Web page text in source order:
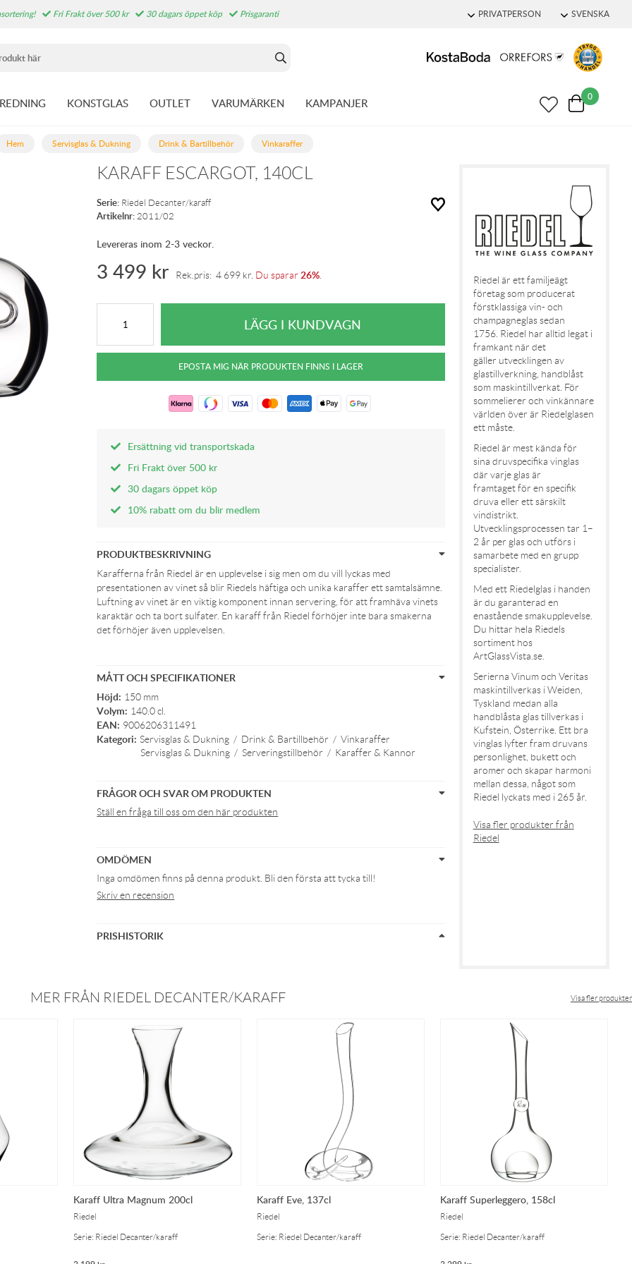
Fri Frakt över 500 kr 30 dagars öppet köp Prisgaranti PRIVATPERSON SVENSKA
KONSTGLAS OUTLET VARUMÄRKEN KAMPANJER 0
Hem Servisglas & Dukning Drink & Bartillbehör Vinkaraffer
KARAFF ESCARGOT, 140CL
Serie: Riedel Decanter/karaff
Artikelnr: 2011/02
Levereras inom 2-3 veckor.
3 499 kr Rek.pris:4 699 kr Du sparar26%
Ersättning vid transportskada
Fri Frakt över 500 kr
30 dagars öppet köp
10% rabatt om du blir medlem
PRODUKTBESKRIVNING
Karafferna från Riedel är en upplevelse i sig men om du vill lyckas med
presentationen av vinet så blir Riedels häftiga och unika karaffer ett samtalsämne.
Luftning av vinet är en viktig komponent innan servering, för att framhäva vinets
karaktär och ta bort sulfater. En karaff från Riedel förhöjer inte bara smakerna
det förhöjer även upplevelsen.
MÅTT OCH SPECIFIKATIONER
Höjd: 150 mm
Volym: 140.0 cl.
EAN: 9006206311491
Kategori: Servisglas & Dukning / Drink & Bartillbehör /Vinkaraffer
Servisglas & Dukning /Serveringstillbehör / Karaffer & Kannor
FRÅGOR OCH SVAR OM PRODUKTEN
Ställ en fråga till oss om den här produkten
OMDÖMEN
Inga omdömen finns på denna produkt. Bli den första att tycka till!
Skriv en recension
PRISHISTORIK
Riedel är ett familjeägt
företag som producerat
förstklassiga vin- och
champagneglas sedan
1756. Riedel har alltid legat i
framkant när det
gäller utvecklingen av
glastillverkning, handblåst
som maskintillverkat. För
sommelierer och vinkännare
världen över är Riedelglasen
ett måste.
Riedel är mest kända för
sina druvspecifika vinglas
där varje glas är
framtaget för en specifik
druva eller ett särskilt
vindistrikt.
Utvecklingsprocessen tar 1–
2 år per glas och utförs i
samarbete med en grupp
specialister.
Med ett Riedelglas i handen
är du garanterad en
enastående smakupplevelse.
Du hittar hela Riedels
sortiment hos
ArtGlassVista.se.
Serierna Vinum och Veritas
maskintillverkas i Weiden,
Tyskland medan alla
handblåsta glas tillverkas i
Kufstein, Österrike. Ett bra
vinglas lyfter fram druvans
personlighet, bukett och
aromer och skapar harmoni
mellan dessa, något som
Riedel lyckats med i 265 år.
Visa fler produkter från
Riedel
Visa fler produkter
MER FRÅN RIEDEL DECANTER/KARAFF
Karaff Ultra Magnum 200cl
Riedel
Serie: Riedel Decanter/karaff
Karaff Eve, 137cl
Riedel
Serie: Riedel Decanter/karaff
Karaff Superleggero, 158cl
Riedel
Serie: Riedel Decanter/karaff